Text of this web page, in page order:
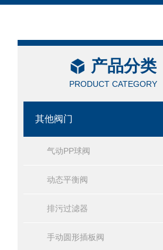
产品分类
PRODUCT CATEGORY
其他阀门
气动PP球阀
动态平衡阀
排污过滤器
手动圆形插板阀